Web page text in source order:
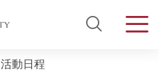
Open
活動日程